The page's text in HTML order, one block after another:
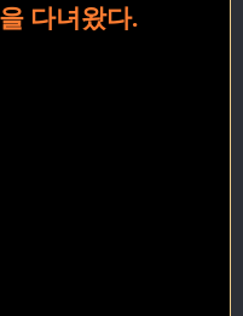
다녀왔다.